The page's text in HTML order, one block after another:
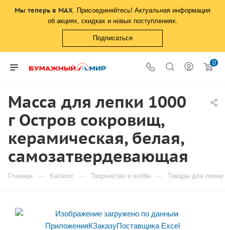
Мы теперь в MAX. Присоединяйтесь! Актуальная информация
об акциях, скидках и новых поступлениях.
Подписаться
0
Масса для лепки 1000
г Остров сокровищ,
керамическая, белая,
самозатвердевающая
Главная — Каталог — Творчество и хобби — Товары для лепки